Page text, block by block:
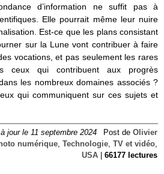
d’information ne suffit pas à
Elle pourrait même leur nuire
Est-ce que les plans consistant
sur la Lune vont contribuer à faire
vocations, et pas seulement les rares
ceux qui contribuent aux progrès
les nombreux domaines associés ?
qui communiquent sur ces sujets et
jour le 11 septembre 2024 Post de Olivier
numérique, Technologie, TV et vidéo,
USA
66177 lectures